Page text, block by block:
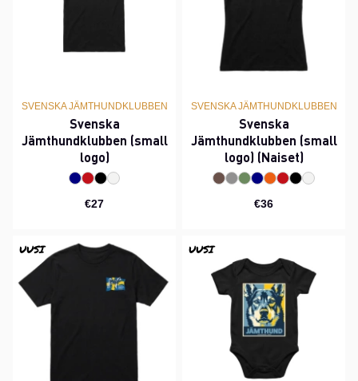
SVENSKA JÄMTHUNDKLUBBEN
Svenska
Jämthundklubben (small
logo)
€27
SVENSKA JÄMTHUNDKLUBBEN
Svenska
Jämthundklubben (small
logo) (Naiset)
€36
UUSI UUSI